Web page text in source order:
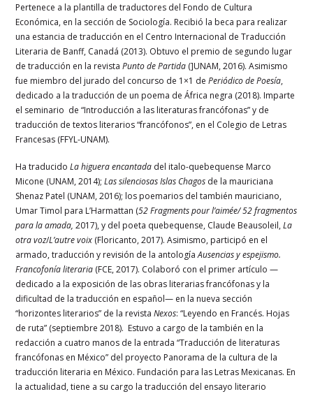
Pertenece a la plantilla de traductores del Fondo de Cultura
Económica, en la sección de Sociología. Recibió la beca para realizar
una estancia de traducción en el Centro Internacional de Traducción
Literaria de Banff, Canadá (2013). Obtuvo el premio de segundo lugar
de traducción en la revistaPunto de Partida (]UNAM,2016). Asimismo
fue miembro del jurado del concurso de 1×1 dePeriódico de Poesía,
dedicado a la traducción de un poema de África negra (2018). Imparte
el seminario de “Introducción a las literaturas francófonas” y de
traducción de textos literarios “francófonos”, en el Colegio de Letras
Francesas (FFYL-UNAM).
Ha traducidoLa higuera encantada del italo-quebequense Marco
Micone (UNAM,2014);Las silenciosas Islas Chagos de la mauriciana
Shenaz Patel (UNAM,2016); los poemarios del también mauriciano,
Umar Timol para L’Harmattan (52 Fragments pour l’aimée/ 52 fragmentos
para la amada, 2017), y del poeta quebequense, Claude Beausoleil,La
otra voz/L’autre voix (Floricanto, 2017). Asimismo, participó en el
armado, traducción y revisión de la antologíaAusencias y espejismo.
Francofonía literaria (FCE, 2017). Colaboró con el primer artículo —
dedicado a la exposición de las obras literarias francófonas y la
dificultad de la traducción en español— en la nueva sección
“horizontes literarios” de la revistaNexos: “Leyendo en Francés. Hojas
de ruta” (septiembre 2018). Estuvo a cargo de la también en la
redacción a cuatro manos de la entrada“Traducción de literaturas
francófonas en México” del proyecto Panorama de la cultura de la
traducción literaria en México. Fundación para las Letras Mexicanas. En
la actualidad,tiene a su cargo la traducción del ensayo literario